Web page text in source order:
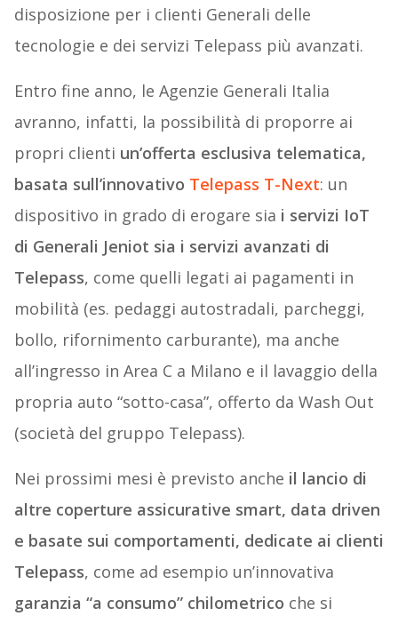
disposizione per i clienti Generali delle
tecnologie e dei servizi Telepass più avanzati.
Entro fine anno, le Agenzie Generali Italia
avranno, infatti, la possibilità di proporre ai
propri clienti un’offerta esclusiva telematica,
basata sull’innovativo Telepass T-Next: un
dispositivo in grado di erogare sia i servizi IoT
di Generali Jeniot sia i servizi avanzati di
Telepass, come quelli legati ai pagamenti in
mobilità (es. pedaggi autostradali, parcheggi,
bollo, rifornimento carburante), ma anche
all’ingresso in Area C a Milano e il lavaggio della
propria auto “sotto-casa”, offerto da Wash Out
(società del gruppo Telepass).
Nei prossimi mesi è previsto anche il lancio di
altre coperture assicurative smart, data driven
e basate sui comportamenti, dedicate ai clienti
Telepass, come ad esempio un’innovativa
garanzia “a consumo” chilometrico che si